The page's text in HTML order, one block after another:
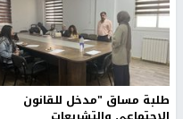
طلبة مساق "مدخل للقانون